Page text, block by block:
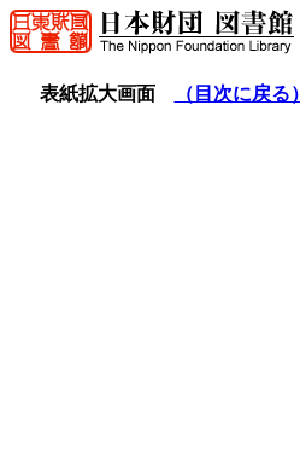
表紙拡大画面 （目次に戻る）